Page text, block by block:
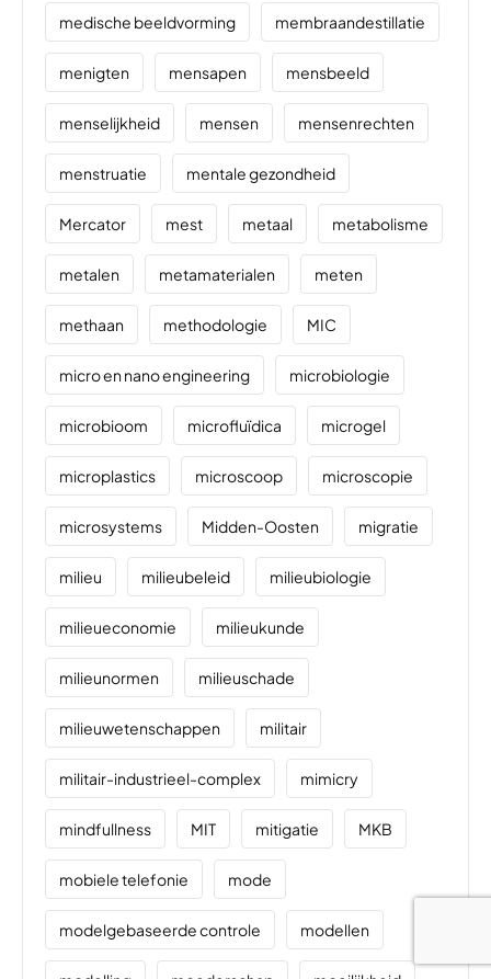
medische beeldvorming membraandestillatie
menigten mensapen mensbeeld
menselijkheid mensen mensenrechten
menstruatie mentale gezondheid
Mercator mest metaal metabolisme
metalen metamaterialen meten
methaan methodologie MIC
micro en nano engineering microbiologie
microbioom microfluïdica microgel
microplastics microscoop microscopie
microsystems Midden-Oosten migratie
milieu milieubeleid milieubiologie
milieueconomie milieukunde
milieunormen milieuschade
milieuwetenschappen militair
militair-industrieel-complex mimicry
mindfullness MIT mitigatie MKB
mobiele telefonie mode
modelgebaseerde controle modellen